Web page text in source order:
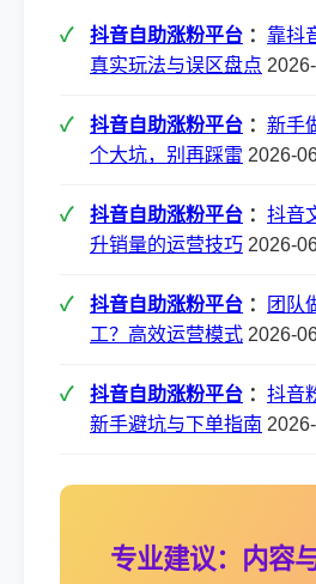
抖音自助涨粉平台 ： 靠抖
真实玩法与误区盘点
抖音自助涨粉平台 ： 新手
个大坑，别再踩雷 2026-
抖音自助涨粉平台 ： 抖音
升销量的运营技巧 2026-
抖音自助涨粉平台 ：
团队
工？高效运营模式 2026-
抖音自助涨粉平台 ： 抖音
新手避坑与下单指南
专业建议：内容